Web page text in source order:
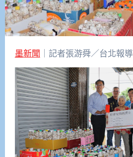
墨新聞 ｜記者張游舜／台北報導